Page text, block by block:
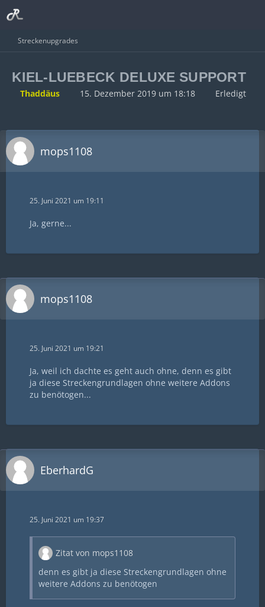
Streckenupgrades
KIEL-LUEBECK DELUXE SUPPORT
Thaddäus 15. Dezember 2019 um 18:18 Erledigt
mops1108
25. Juni 2021 um 19:11
Ja, gerne...
mops1108
25. Juni 2021 um 19:21
Ja, weil ich dachte es geht auch ohne, denn es gibt
ja diese Streckengrundlagen ohne weitere Addons
zu benötogen...
EberhardG
25. Juni 2021 um 19:37
Zitat von mops1108
denn es gibt ja diese Streckengrundlagen ohne
weitere Addons zu benötogen